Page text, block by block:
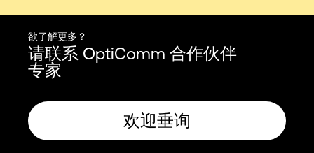
欲了解更多？
请联系 OptiComm 合作伙伴
专家
欢迎垂询